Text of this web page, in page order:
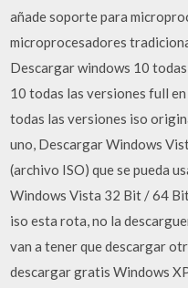
añade soporte para
microprocesadores
Descargar windows 10
10 todas las versiones full
todas las versiones iso
uno, Descargar Windows
(archivo ISO) que se pueda
Windows Vista 32 Bit / 64
iso esta rota, no la
van a tener que descargar
descargar gratis Windows